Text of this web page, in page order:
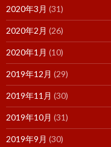
2020年3月 (31)
2020年2月 (26)
2020年1月 (10)
2019年12月 (29)
2019年11月 (30)
2019年10月 (31)
2019年9月 (30)